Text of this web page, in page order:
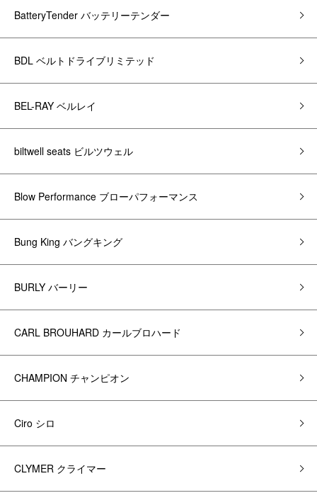
BatteryTender バッテリーテンダー
BDL ベルトドライブリミテッド
BEL-RAY ベルレイ
biltwell seats ビルツウェル
Blow Performance ブローパフォーマンス
Bung King バングキング
BURLY バーリー
CARL BROUHARD カールブロハード
CHAMPION チャンピオン
Ciro シロ
CLYMER クライマー